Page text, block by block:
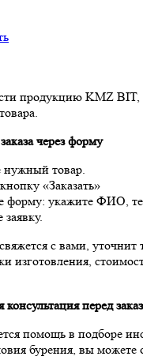
продукцию KMZ BIT,
через форму
нужный товар.
«Заказать»
форму: укажите ФИО,
заявку.
с вами, уточнит
изготовления,
перед
помощь в подборе
бурения, вы можете